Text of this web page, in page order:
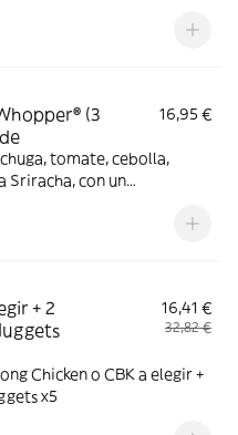
(3
16,95 €
tomate, cebolla,
Sriracha, con un
+ 2
16,41 €
32,82 €
o CBK a elegir +
x5